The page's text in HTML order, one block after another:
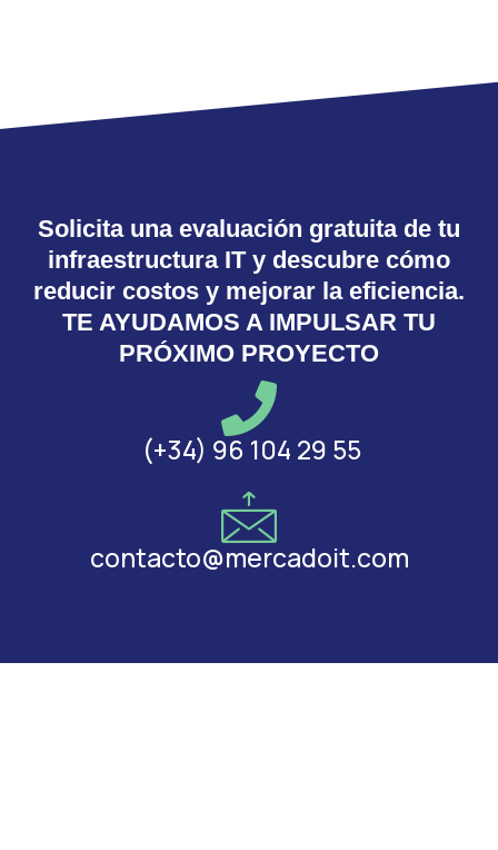
Solicita una evaluación gratuita de tu
infraestructura IT y descubre cómo
reducir costos y mejorar la eficiencia.
TE AYUDAMOS A IMPULSAR TU
PRÓXIMO PROYECTO
(+34) 96 104 29 55
contacto@mercadoit.com